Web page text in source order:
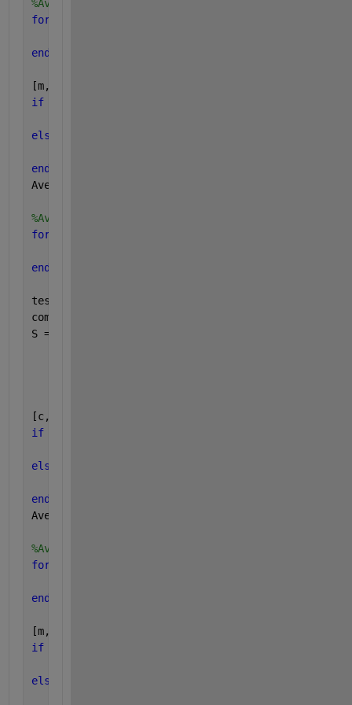
%Average y data
for
end
[m,n] = size(DataY)
if
elseif
end
AveY=AveY';
%Average X data
for
end
test=DataX(:,1);
comp=any(bsxfun(@minus,DataX,test),1)
S = sum(comp)
[c,r] = size(DataY)
if
elseif
end
AveX=AveX';
%Average Z data
for
end
[m,n] = size(DataZ)
if
elseif